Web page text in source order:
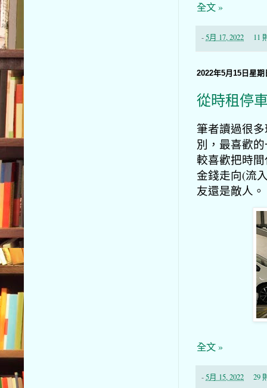
全文 »
-5月 17, 2022 11
2022年5月15日星期
從時租停
筆者讀過很
別，最喜歡
較喜歡把時
金錢走向(流
友還是敵人。
全文 »
-5月 15, 2022 29